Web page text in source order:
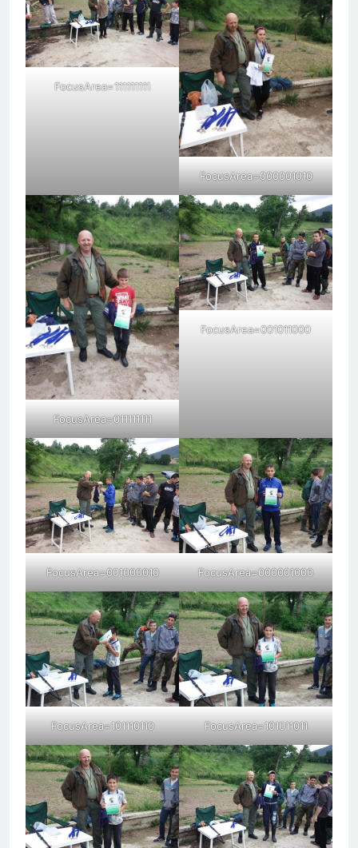
FocusArea=111111111
FocusArea=000001010
FocusArea=011111111
FocusArea=001011000
FocusArea=001000010 FocusArea=000001000
FocusArea=101110110 FocusArea=101011011